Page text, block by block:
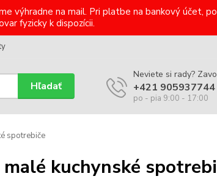
výhradne na mail. Pri platbe na bankový účet,
fyzicky k dispozícii.
Hľadať
Neviete si rady?
+421 905937744
po - pia 9:00 - 17:00
spotrebiče
kuchynské